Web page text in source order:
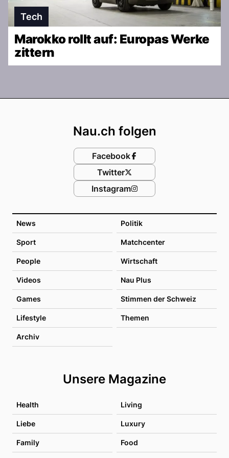
Tech
Marokko rollt auf: Europas Werke
zittern
News Politik
Sport Matchcenter
People Wirtschaft
Videos Nau Plus
Games Stimmen der Schweiz
Lifestyle Themen
Archiv
Unsere Magazine
Health Living
Liebe Luxury
Family Food
Nau.ch folgen
Facebook
Twitter
Instagram